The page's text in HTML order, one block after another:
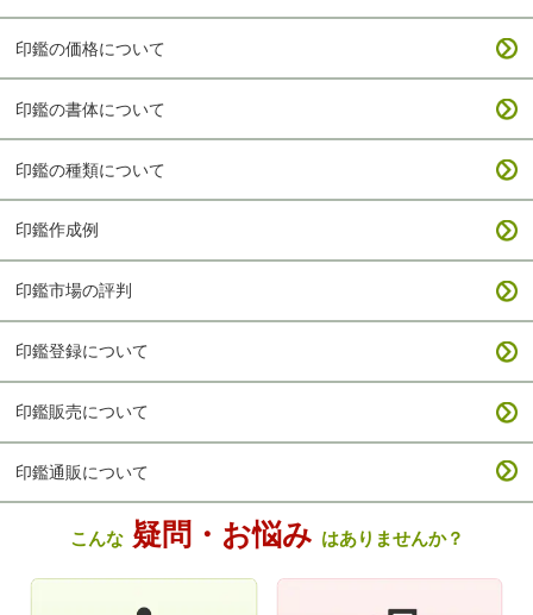
印鑑の価格について
印鑑の書体について
印鑑の種類について
印鑑作成例
印鑑市場の評判
印鑑登録について
印鑑販売について
印鑑通販について
こんな疑問・お悩み はありませんか？